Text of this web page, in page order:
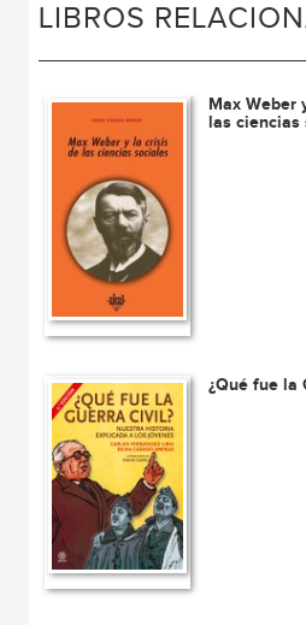
LIBROS
Max Weber
las ciencias
¿Qué fue la